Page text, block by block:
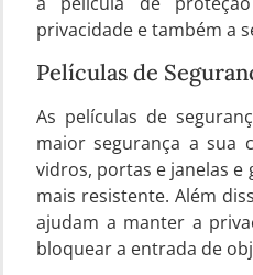
privacidade e também a
Películas de
As películas de
maior segurança a sua
vidros, portas e janelas
mais resistente. Além
ajudam a manter a
bloquear a entrada de